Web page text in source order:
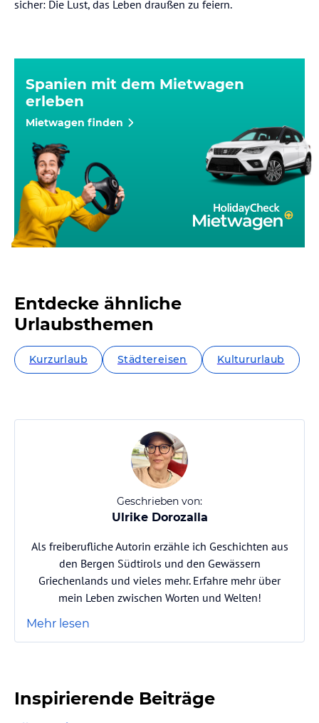
sicher: Die Lust, das Leben draußen zu feiern.
Spanien mit dem Mietwagen
erleben
Mietwagen finden
Entdecke ähnliche
Urlaubsthemen
Kurzurlaub Städtereisen Kultururlaub
Geschrieben von:
Ulrike Dorozalla
Als freiberufliche Autorin erzähle ich Geschichten aus
den Bergen Südtirols und den Gewässern
Griechenlands und vieles mehr. Erfahre mehr über
mein Leben zwischen Worten und Welten!
Mehr lesen
Inspirierende Beiträge